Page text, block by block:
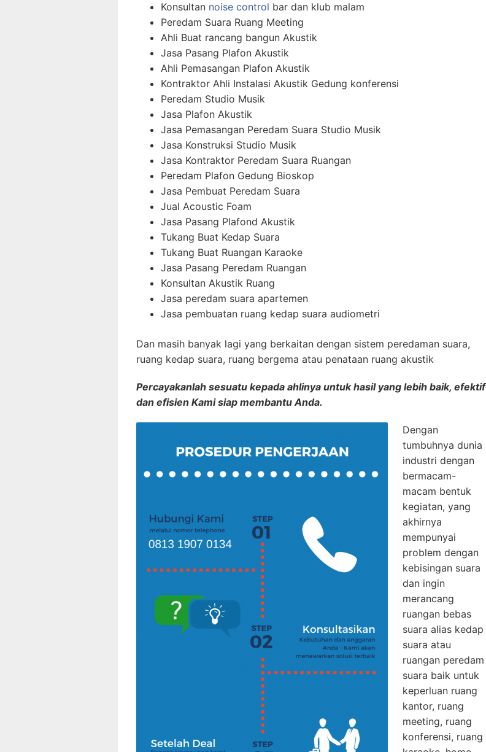
Konsultan noise control bar dan klub malam
Peredam Suara Ruang Meeting
Ahli Buat rancang bangun Akustik
Jasa Pasang Plafon Akustik
Ahli Pemasangan Plafon Akustik
Kontraktor Ahli Instalasi Akustik Gedung konferensi
Peredam Studio Musik
Jasa Plafon Akustik
Jasa Pemasangan Peredam Suara Studio Musik
Jasa Konstruksi Studio Musik
Jasa Kontraktor Peredam Suara Ruangan
Peredam Plafon Gedung Bioskop
Jasa Pembuat Peredam Suara
Jual Acoustic Foam
Jasa Pasang Plafond Akustik
Tukang Buat Kedap Suara
Tukang Buat Ruangan Karaoke
Jasa Pasang Peredam Ruangan
Konsultan Akustik Ruang
Jasa peredam suara apartemen
Jasa pembuatan ruang kedap suara audiometri
Dan masih banyak lagi yang berkaitan dengan sistem peredaman suara,
ruang kedap suara, ruang bergema atau penataan ruang akustik
Percayakanlah sesuatu kepada ahlinya untuk hasil yang lebih baik, efektif
dan efisien Kami siap membantu Anda.
Dengan
tumbuhnya dunia
industri dengan
bermacam-
macam bentuk
kegiatan, yang
akhirnya
mempunyai
problem dengan
kebisingan suara
dan ingin
merancang
ruangan bebas
suara alias kedap
suara atau
ruangan peredam
suara baik untuk
keperluan ruang
kantor, ruang
meeting, ruang
konferensi, ruang